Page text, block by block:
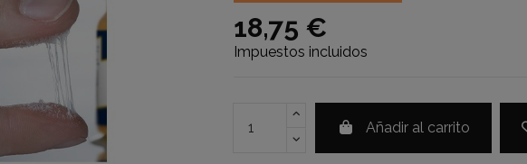
18,75 €
Impuestos incluidos
Añadir al carrito